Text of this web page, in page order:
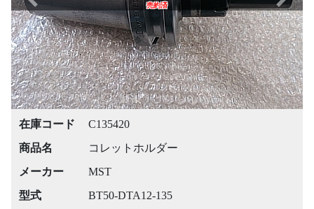
売約済
Previous Next
在庫コード
C135420
商品名
コレットホルダー
メーカー
MST
型式
BT50-DTA12-135